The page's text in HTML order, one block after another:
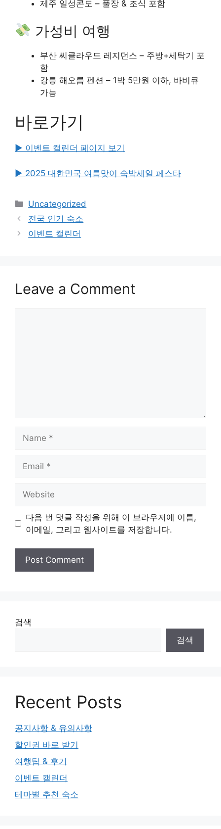
제주 일성콘도 – 풀장 & 조식 포함
가성비 여행
부산 씨클라우드 레지던스 – 주방+세탁기 포
함
강릉 해오름 펜션 – 1박 5만원 이하, 바비큐
가능
바로가기
▶ 이벤트 캘린더 페이지 보기
▶ 2025 대한민국 여름맞이 숙박세일 페스타
Categories
Uncategorized
전국 인기 숙소
이벤트 캘린더
Leave a Comment
다음 번 댓글 작성을 위해 이 브라우저에 이름,
이메일, 그리고 웹사이트를 저장합니다.
검색
검색
Recent Posts
공지사항 & 유의사항
할인권 바로 받기
여행팁 & 후기
이벤트 캘린더
테마별 추천 숙소